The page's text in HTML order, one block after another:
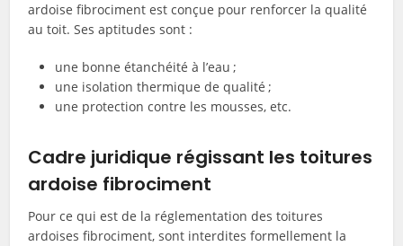
ardoise fibrociment est conçue pour renforcer la qualité
au toit. Ses aptitudes sont :
une bonne étanchéité à l’eau ;
une isolation thermique de qualité ;
une protection contre les mousses, etc.
Cadre juridique régissant les toitures
ardoise fibrociment
Pour ce qui est de la réglementation des toitures
ardoises fibrociment, sont interdites formellement la